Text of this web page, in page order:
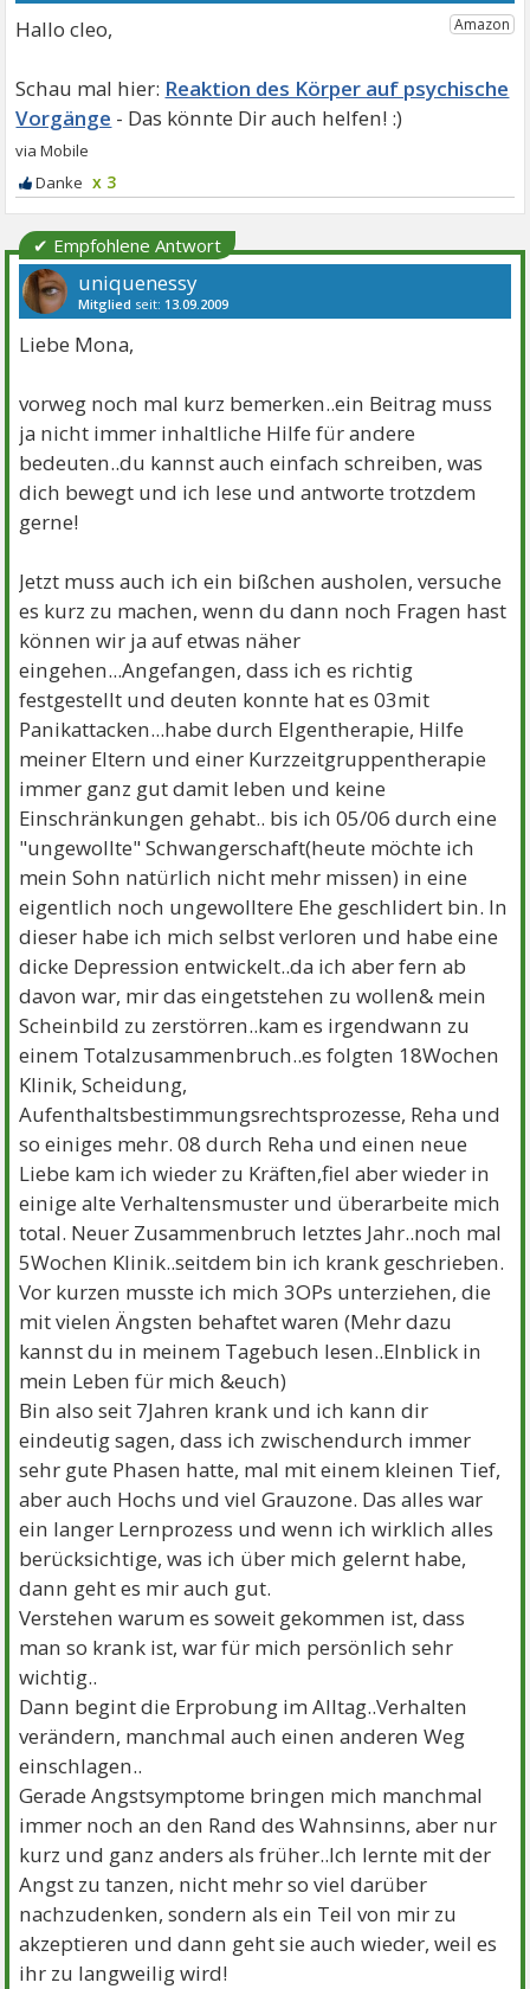
Hallo cleo,
Reaktion des Körper auf psychische
Vorgänge
x 3
✔ Empfohlene Antwort
uniquenessy
Mitglied seit: 13.09.2009
Liebe Mona,
vorweg noch mal kurz bemerken..ein Beitrag muss
ja nicht immer inhaltliche Hilfe für andere
bedeuten..du kannst auch einfach schreiben, was
dich bewegt und ich lese und antworte trotzdem
gerne!
Jetzt muss auch ich ein bißchen ausholen, versuche
es kurz zu machen, wenn du dann noch Fragen hast
können wir ja auf etwas näher
eingehen...Angefangen, dass ich es richtig
festgestellt und deuten konnte hat es 03mit
Panikattacken...habe durch EIgentherapie, Hilfe
meiner Eltern und einer Kurzzeitgruppentherapie
immer ganz gut damit leben und keine
Einschränkungen gehabt.. bis ich 05/06 durch eine
"ungewollte" Schwangerschaft(heute möchte ich
mein Sohn natürlich nicht mehr missen) in eine
eigentlich noch ungewolltere Ehe geschlidert bin. In
dieser habe ich mich selbst verloren und habe eine
dicke Depression entwickelt..da ich aber fern ab
davon war, mir das eingetstehen zu wollen& mein
Scheinbild zu zerstörren..kam es irgendwann zu
einem Totalzusammenbruch..es folgten 18Wochen
Klinik, Scheidung,
Aufenthaltsbestimmungsrechtsprozesse, Reha und
so einiges mehr. 08 durch Reha und einen neue
Liebe kam ich wieder zu Kräften,fiel aber wieder in
einige alte Verhaltensmuster und überarbeite mich
total. Neuer Zusammenbruch letztes Jahr..noch mal
5Wochen Klinik..seitdem bin ich krank geschrieben.
Vor kurzen musste ich mich 3OPs unterziehen, die
mit vielen Ängsten behaftet waren (Mehr dazu
kannst du in meinem Tagebuch lesen..EInblick in
mein Leben für mich &euch)
Bin also seit 7Jahren krank und ich kann dir
eindeutig sagen, dass ich zwischendurch immer
sehr gute Phasen hatte, mal mit einem kleinen Tief,
aber auch Hochs und viel Grauzone. Das alles war
ein langer Lernprozess und wenn ich wirklich alles
berücksichtige, was ich über mich gelernt habe,
dann geht es mir auch gut.
Verstehen warum es soweit gekommen ist, dass
man so krank ist, war für mich persönlich sehr
wichtig..
Dann begint die Erprobung im Alltag..Verhalten
verändern, manchmal auch einen anderen Weg
einschlagen..
Gerade Angstsymptome bringen mich manchmal
immer noch an den Rand des Wahnsinns, aber nur
kurz und ganz anders als früher..Ich lernte mit der
Angst zu tanzen, nicht mehr so viel darüber
nachzudenken, sondern als ein Teil von mir zu
akzeptieren und dann geht sie auch wieder, weil es
ihr zu langweilig wird!